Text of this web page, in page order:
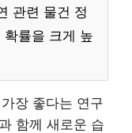
관련 물건 정
률을 크게 높
장 좋다는 연구
함께 새로운 습